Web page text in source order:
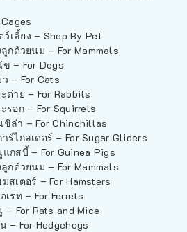
เลี้ยง – Shop By Pet
กด้วยนม – For Mammals
– For Dogs
– For Cats
ต่าย – For Rabbits
รอก – For Squirrels
ล่า – For Chinchillas
ร์ไกลเดอร์ – For Sugar Gliders
กสบี้ – For Guinea Pigs
กด้วยนม – For Mammals
สเตอร์ – For Hamsters
เรท – For Ferrets
– For Rats and Mice
– For Hedgehogs